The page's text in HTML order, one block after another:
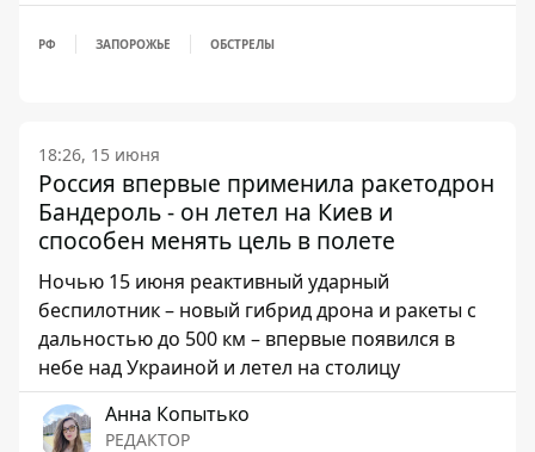
РФ ЗАПОРОЖЬЕ ОБСТРЕЛЫ
18:26, 15 июня
Россия впервые применила ракетодрон
Бандероль - он летел на Киев и
способен менять цель в полете
Ночью 15 июня реактивный ударный
беспилотник – новый гибрид дрона и ракеты с
дальностью до 500 км – впервые появился в
небе над Украиной и летел на столицу
Анна Копытько
РЕДАКТОР